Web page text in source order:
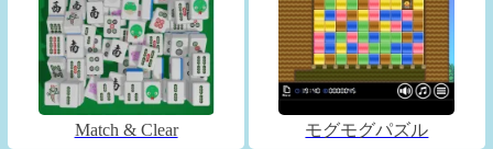
Match & Clear モグモグパズル